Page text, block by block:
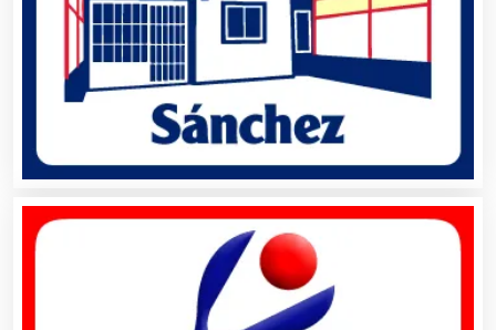
Asilos
Asociaciones Civiles
Audio, Sonido e Iluminación